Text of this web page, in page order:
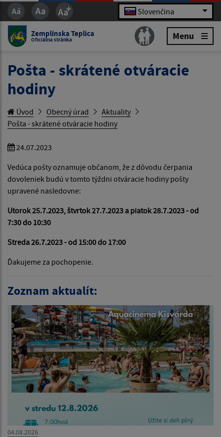
Slovenčina
Zemplínska Teplica
Oficiálna stránka Menu
Pošta - skrátené otváracie
hodiny
Úvod Obecný úrad
Aktuality
Pošta - skrátené otváracie hodiny
24.07.2023
Vedúca pošty oznamuje občanom, že z dôvodu čerpania
dovoleniek budú v tomto týždni otváracie hodiny pošty
upravené nasledovne:
Utorok 25.7.2023, štvrtok 27.7.2023 a piatok 28.7.2023 -od
7:30 do 10:30
Streda 26.7.2023 - od 15:00 do 17:00
Ďakujeme za pochopenie.
Zoznam aktualít:
04.08.2026